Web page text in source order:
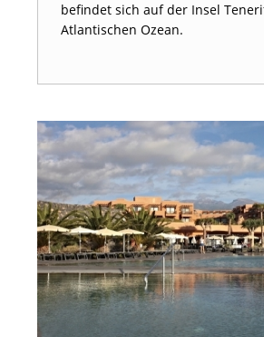
befindet sich auf der Insel
Atlantischen Ozean.